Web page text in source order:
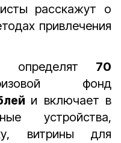
расскажут о
привлечения
70
фонд
и включает в
устройства,
витрины для